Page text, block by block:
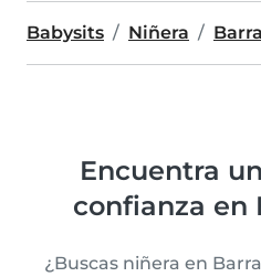
Babysits Niñera
Encuentra
confianza en
¿Buscas niñera en